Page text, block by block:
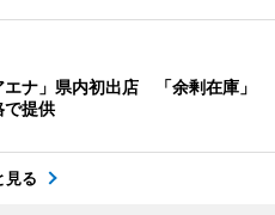
エナ」県内初出店 「余剰在庫」
で提供
見る